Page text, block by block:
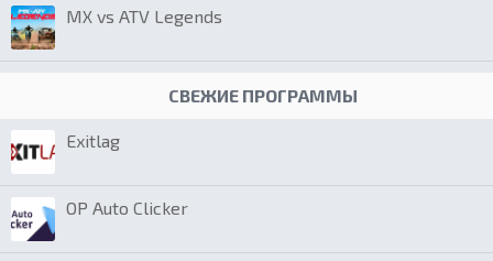
MX vs ATV Legends
СВЕЖИЕ ПРОГРАММЫ
Exitlag
OP Auto Clicker